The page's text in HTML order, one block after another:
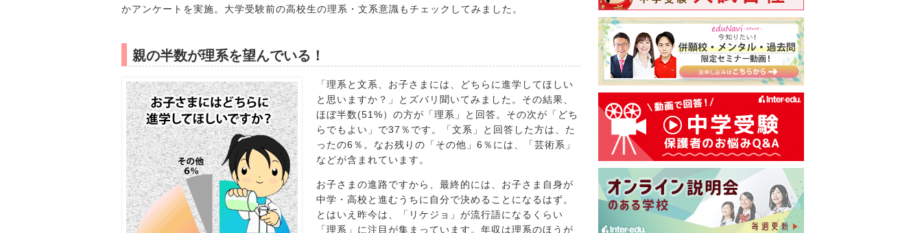
かアンケートを実施。大学受験前の高校生の理系・文系意識もチェックしてみました。
親の半数が理系を望んでいる！
「理系と文系、お子さまには、どちらに進学してほしい
と思いますか？」とズバリ聞いてみました。その結果、
ほぼ半数(51%）の方が「理系」と回答。その次が「どち
らでもよい」で37％です。「文系」と回答した方は、た
ったの6％。なお残りの「その他」6％には、「芸術系」
などが含まれています。
お子さまの進路ですから、最終的には、お子さま自身が
中学・高校と進むうちに自分で決めることになるはず。
とはいえ昨今は、「リケジョ」が流行語になるくらい
「理系」に注目が集まっています。年収は理系のほうが